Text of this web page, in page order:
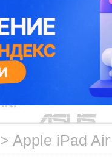
> Apple iPad